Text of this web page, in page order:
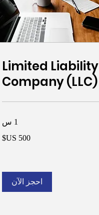
Limited Liability
Company (LLC)
1 س
احجز الآن